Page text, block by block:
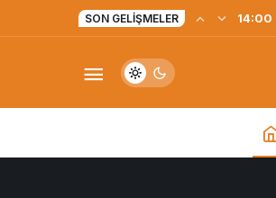
SON GELIŞMELER 14:00